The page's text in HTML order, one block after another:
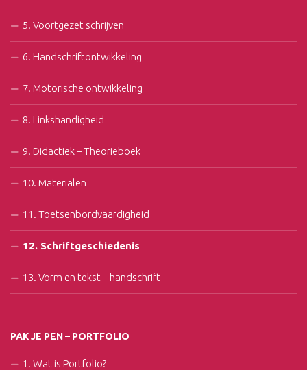
5. Voortgezet schrijven
6. Handschriftontwikkeling
7. Motorische ontwikkeling
8. Linkshandigheid
9. Didactiek – Theorieboek
10. Materialen
11. Toetsenbordvaardigheid
12. Schriftgeschiedenis
13. Vorm en tekst – handschrift
PAK JE PEN – PORTFOLIO
1. Wat is Portfolio?